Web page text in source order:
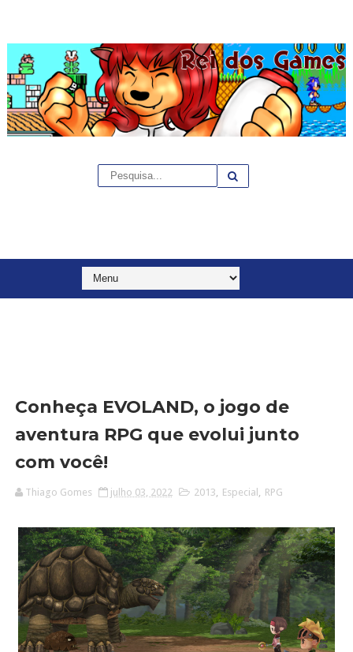
Conheça EVOLAND, o jogo de
aventura RPG que evolui junto
com você!
Thiago Gomes julho 03, 2022 2013 Especial RPG